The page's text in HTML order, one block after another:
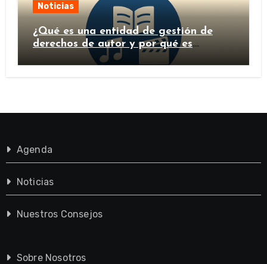
Noticias
¿Qué es una entidad de gestión de
derechos de autor y por qué es
importante?
Agenda
Noticias
Nuestros Consejos
Sobre Nosotros